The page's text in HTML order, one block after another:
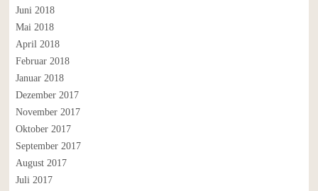
Juni 2018
Mai 2018
April 2018
Februar 2018
Januar 2018
Dezember 2017
November 2017
Oktober 2017
September 2017
August 2017
Juli 2017